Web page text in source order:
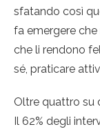
sfatando così
fa emergere
che li rendono
sé, praticare
Oltre quattro su
Il 62% degli